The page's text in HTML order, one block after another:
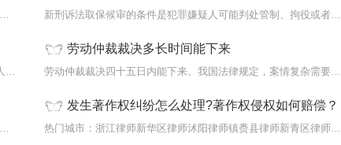
肇事逃逸立案标准是行为人明知发生交通事故仍驾车或弃车逃离事故现场、 新刑诉法取保候审的条件是犯罪嫌疑人可能判处管制、拘役或者独立适用附
刑事拘留一般在3日内批捕，最长37日内批捕。批准逮捕，是指人民检察院
劳动仲裁裁决多长时间能下来
劳动仲裁裁决四十五日内能下来。我国法律规定，案情复杂需要延期的，经
对当事人来讲，有些人可能在离婚的过程当中，会通过提起法院传票来通知
发生著作权纠纷怎么处理?著作权侵权如何赔偿？
热门城市：浙江律师新华区律师沭阳律师镇赉县律师新青区律师双桥区律师